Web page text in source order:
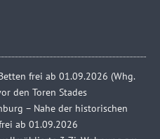
frei ab 01.09.2026 (Whg.
den Toren Stades
– Nahe der historischen
ab 01.09.2026